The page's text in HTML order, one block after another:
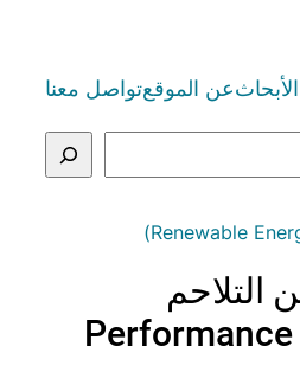
عن الموقعتواصل معنا
التلاحم